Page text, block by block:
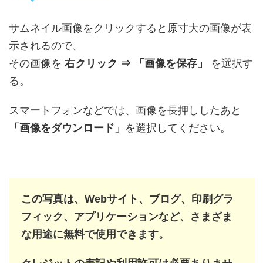
サムネイル画像をクリックすると原寸大の画像が表
示されるので、
その画像を 右クリック ⇒ 「画像を保存」
を選択す
る。
スマートフォンなどでは、画像を長押ししたあと
「画像をダウンロード」 を選択してください。
この写真は、Webサイト、ブログ、印刷グラ
フィック、アプリケーションなど、さまざま
な用途に無料で使用できます。